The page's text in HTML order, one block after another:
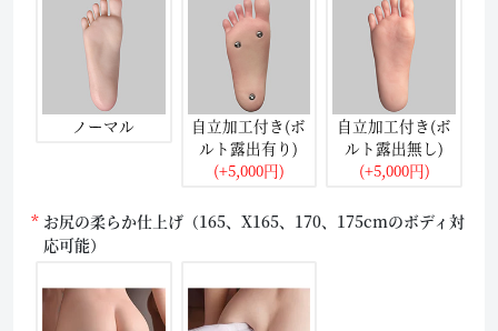
ノーマル
自立加工付き(ボ
ルト露出有り)
(+5,000円)
自立加工付き(ボ
ルト露出無し)
(+5,000円)
お尻の柔らか仕上げ（165、X165、170、175cmのボディ対
応可能）